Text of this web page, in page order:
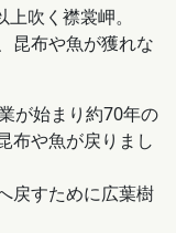
吹く襟裳岬。
昆布や魚が獲れな
が始まり約70年の
布や魚が戻りまし
戻すために広葉樹